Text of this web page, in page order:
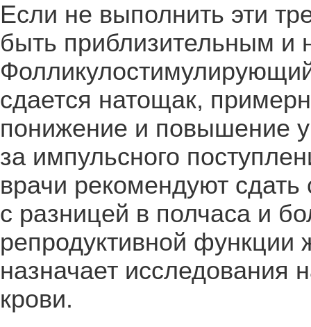
Если не выполнить эти
быть приблизительным и
сдается натощак,
понижение и повышение
за импульсного
врачи рекомендуют
с разницей в полчаса и
репродуктивной функции
назначает исследования
крови.